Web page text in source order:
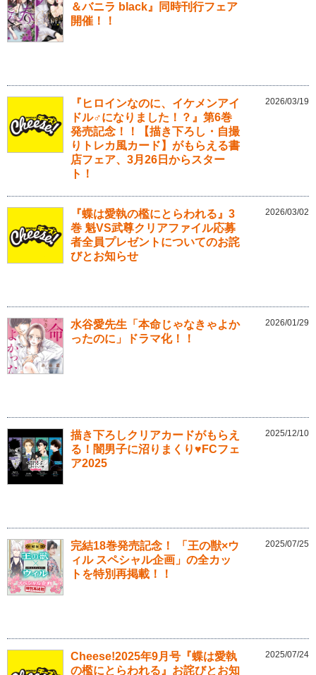
＆バニラ black』同時刊行フェア
開催！！
『ヒロインなのに、イケメンアイ
ドル♂になりました！？』第6巻
発売記念！！【描き下ろし・自撮
りトレカ風カード】がもらえる書
店フェア、3月26日からスター
ト！
2026/03/19
『蝶は愛執の檻にとらわれる』3
巻 魁VS武尊クリアファイル応募
者全員プレゼントについてのお詫
びとお知らせ
2026/03/02
水谷愛先生「本命じゃなきゃよか
ったのに」ドラマ化！！
2026/01/29
描き下ろしクリアカードがもらえ
る！闇男子に沼りまくり♥FCフェ
ア2025
2025/12/10
完結18巻発売記念！ 「王の獣×ウ
ィル スペシャル企画」の全カッ
トを特別再掲載！！
2025/07/25
Cheese!2025年9月号『蝶は愛執
の檻にとらわれる』お詫びとお知
2025/07/24